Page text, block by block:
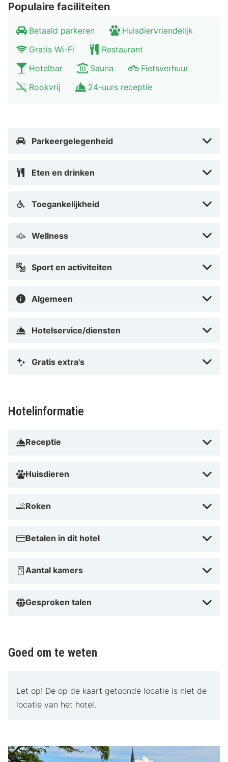
Bisschopsmolen. Waar wacht je nog op? Ga de
uitdaging aan en boek een overnachting bij het Secret
Populaire faciliteiten
Betaald parkeren
Huisdiervriendelijk
Gratis Wi-Fi
Restaurant
Hotelbar
Sauna
Fietsverhuur
Rookvrij
24-uurs receptie
Parkeergelegenheid
Eten en drinken
Toegankelijkheid
Wellness
Sport en activiteiten
Algemeen
Hotelservice/diensten
Gratis extra's
Hotelinformatie
Receptie
Huisdieren
Roken
Betalen in dit hotel
Aantal kamers
Gesproken talen
Goed om te weten
Let op! De op de kaart getoonde locatie is niet de
locatie van het hotel.